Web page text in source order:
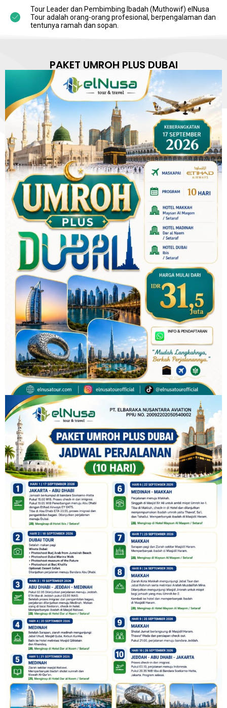
Tour Leader dan Pembimbing Ibadah (Muthowif) elNusa
Tour adalah orang-orang profesional, berpengalaman dan
tentunya ramah dan sopan.
PAKET UMROH PLUS DUBAI